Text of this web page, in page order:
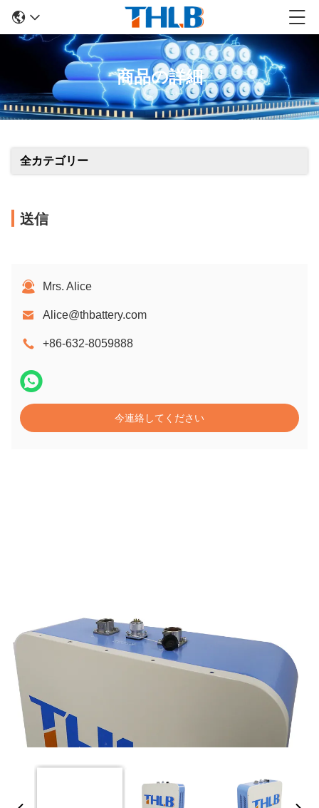
商品の詳細
全カテゴリー
送信
Mrs. Alice
Alice@thbattery.com
+86-632-8059888
今連絡してください